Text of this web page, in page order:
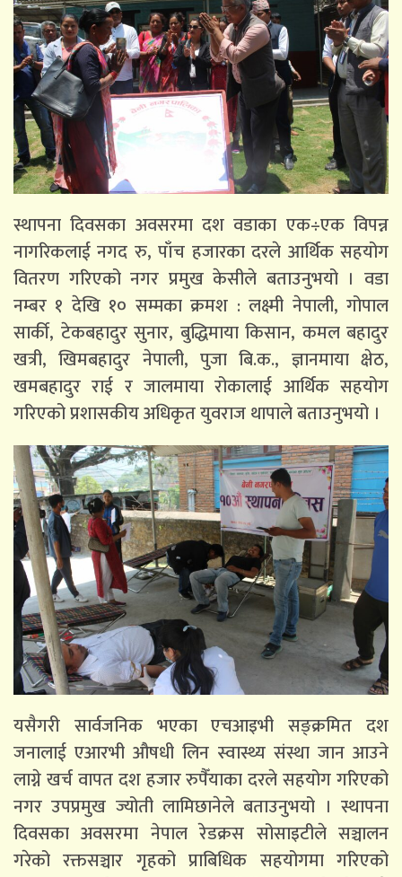
स्थापना दिवसका अवसरमा दश वडाका एक÷एक विपन्न
नागरिकलाई नगद रु, पाँच हजारका दरले आर्थिक सहयोग
वितरण गरिएको नगर प्रमुख केसीले बताउनुभयो । वडा
नम्बर १ देखि १० सम्मका क्रमश : लक्ष्मी नेपाली, गोपाल
सार्की, टेकबहादुर सुनार, बुद्धिमाया किसान, कमल बहादुर
खत्री, खिमबहादुर नेपाली, पुजा बि.क., ज्ञानमाया क्षेठ,
खमबहादुर राई र जालमाया रोकालाई आर्थिक सहयोग
गरिएको प्रशासकीय अधिकृत युवराज थापाले बताउनुभयो ।
यसैगरी सार्वजनिक भएका एचआइभी सङ्क्रमित दश
जनालाई एआरभी औषधी लिन स्वास्थ्य संस्था जान आउने
लाग्ने खर्च वापत दश हजार रुपैँयाका दरले सहयोग गरिएको
नगर उपप्रमुख ज्योती लामिछानेले बताउनुभयो । स्थापना
दिवसका अवसरमा नेपाल रेडक्रस सोसाइटीले सञ्चालन
गरेको रक्तसञ्चार गृहको प्राबिधिक सहयोगमा गरिएको